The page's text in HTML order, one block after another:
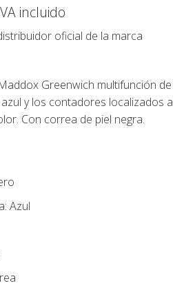
precio
incluido
oficial de la marca
Greenwich multifunción de
y los contadores localizados a
Con correa de piel negra.
Azul